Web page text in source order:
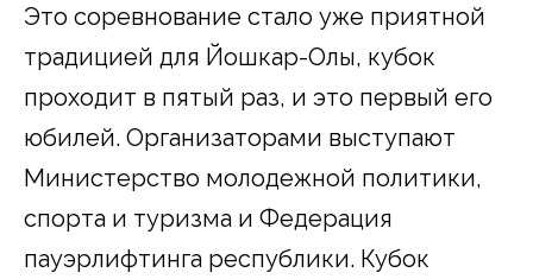
Это соревнование стало уже приятной
традицией для Йошкар-Олы, кубок
проходит в пятый раз, и это первый его
юбилей. Организаторами выступают
Министерство молодежной политики,
спорта и туризма и Федерация
пауэрлифтинга республики. Кубок